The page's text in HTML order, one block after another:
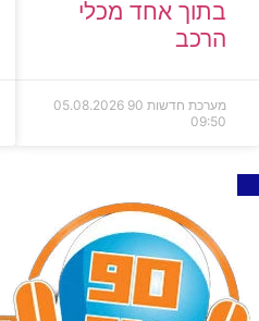
בתוך אחד מכלי
הרכב
מערכת חדשות 90
05.08.2026
09:50